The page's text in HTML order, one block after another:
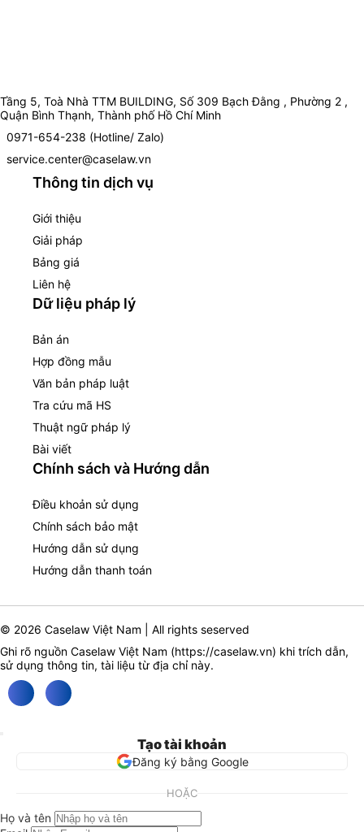
Tầng 5, Toà Nhà TTM BUILDING, Số 309 Bạch Đằng , Phường 2 ,
Quận Bình Thạnh, Thành phố Hồ Chí Minh
0971-654-238 (Hotline/ Zalo)
service.center@caselaw.vn
Thông tin dịch vụ
Giới thiệu
Giải pháp
Bảng giá
Liên hệ
Dữ liệu pháp lý
Bản án
Hợp đồng mẫu
Văn bản pháp luật
Tra cứu mã HS
Thuật ngữ pháp lý
Bài viết
Chính sách và Hướng dẫn
Điều khoản sử dụng
Chính sách bảo mật
Hướng dẫn sử dụng
Hướng dẫn thanh toán
© 2026 Caselaw Việt Nam | All rights seserved
Ghi rõ nguồn Caselaw Việt Nam (https://caselaw.vn) khi trích dẫn,
sử dụng thông tin, tài liệu từ địa chỉ này.
Tạo tài khoản
Đăng ký bằng Google
HOẶC
Họ và tên